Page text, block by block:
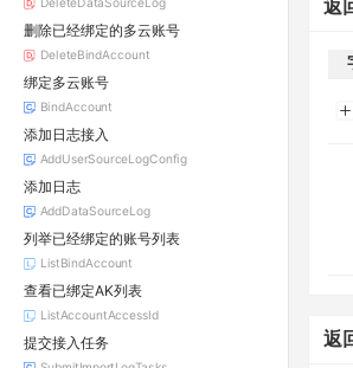
删除已经绑定的多云账号
DeleteBindAccount
绑定多云账号
BindAccount
添加日志接入
AddUserSourceLogConfig
添加日志
AddDataSourceLog
列举已经绑定的账号列表
ListBindAccount
查看已绑定AK列表
ListAccountAccessId
提交接入任务
返
返